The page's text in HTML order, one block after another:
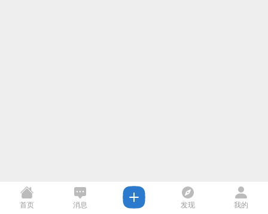
首页 消息 发现 我的